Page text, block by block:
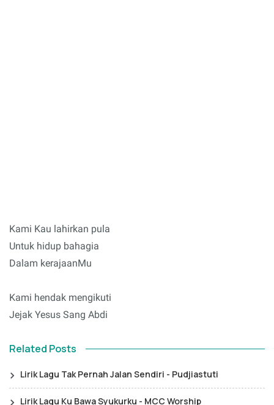
Kami Kau lahirkan pula
Untuk hidup bahagia
Dalam kerajaanMu
Kami hendak mengikuti
Jejak Yesus Sang Abdi
Related Posts
Lirik Lagu Tak Pernah Jalan Sendiri - Pudjiastuti
Lirik Lagu Ku Bawa Syukurku - MCC Worship